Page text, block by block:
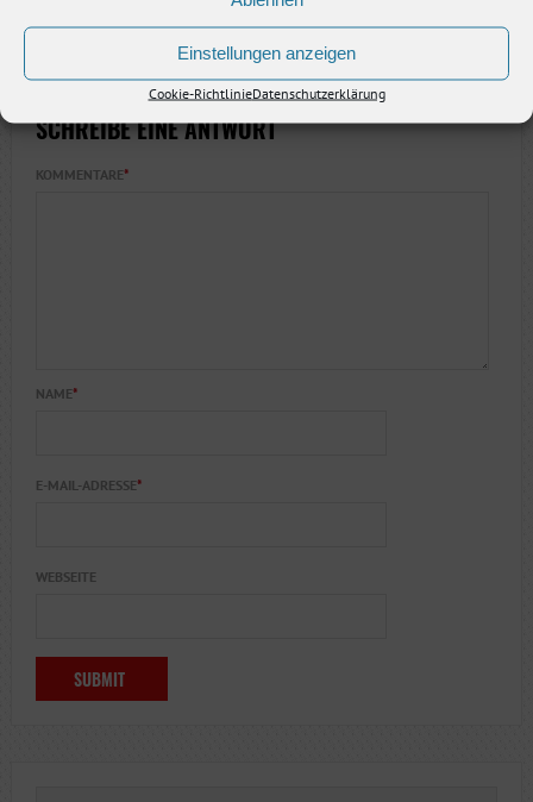
Einstellungen anzeigen
Cookie-RichtlinieDatenschutzerklärung
26. März 2026
SCHREIBE EINE ANTWORT
KOMMENTARE*
NAME*
E-MAIL-ADRESSE*
WEBSEITE